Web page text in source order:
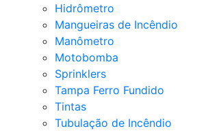
Hidrômetro
Mangueiras de Incêndio
Manômetro
Motobomba
Sprinklers
Tampa Ferro Fundido
Tintas
Tubulação de Incêndio